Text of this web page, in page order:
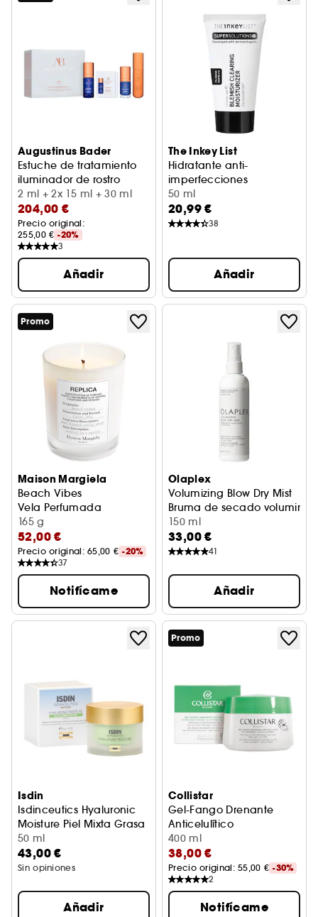
Augustinus Bader
Estuche de tratamiento
iluminador de rostro
Estuche de rostro
2 ml + 2x 15 ml + 30 ml
204,00 €
Precio original:
255,00 € -20%
3
Añadir
The Inkey List
Hidratante anti-
imperfecciones
2% NovoRetin™
50 ml
20,99 €
38
Añadir
Promo
Maison Margiela
Beach Vibes
Vela Perfumada
165 g
52,00 €
Precio original: 65,00 € -20%
37
Notifícame
Olaplex
Volumizing Blow Dry Mist
Bruma de secado
150 ml
33,00 €
41
Añadir
Isdin
Isdinceutics Hyaluronic
Moisture Piel Mixta Grasa
Recarga
50 ml
43,00 €
Sin opiniones
Añadir
Promo
Collistar
Gel-Fango Drenante
Anticelulítico
con Slim-Drone® Technology
400 ml
38,00 €
Precio original: 55,00 € -30%
2
Notifícame